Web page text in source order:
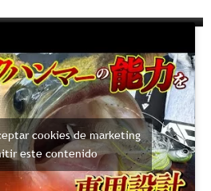
cookies de marketing
este contenido